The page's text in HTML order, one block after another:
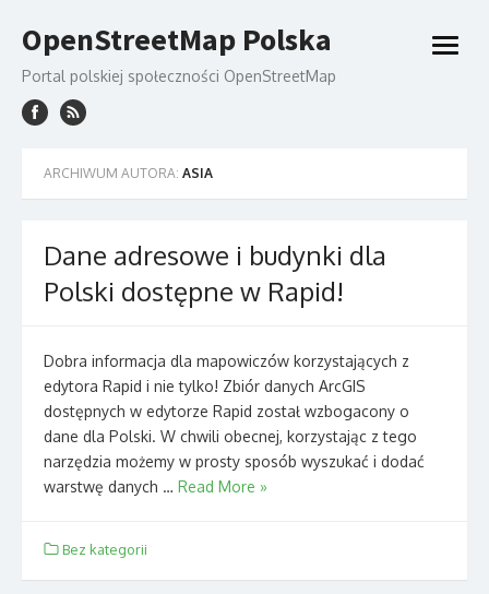
to
content
OpenStreetMap Polska
Portal polskiej społeczności OpenStreetMap
open
ARCHIWUM AUTORA: ASIA
Dane adresowe i budynki dla
Polski dostępne w Rapid!
Dobra informacja dla mapowiczów korzystających z
edytora Rapid i nie tylko! Zbiór danych ArcGIS
dostępnych w edytorze Rapid został wzbogacony o
dane dla Polski. W chwili obecnej, korzystając z tego
narzędzia możemy w prosty sposób wyszukać i dodać
warstwę danych … Read More »
Bez kategorii